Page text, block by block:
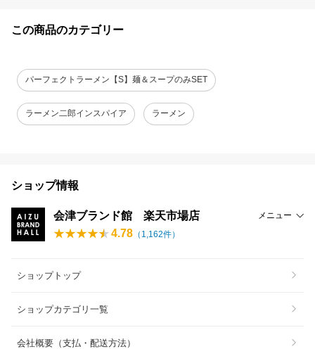
この商品のカテゴリー
パーフェクトラーメン【S】麺＆スープのみSET
ラーメン二郎インスパイア ラーメン
ショップ情報
会津ブランド館 楽天市場店 メニュー
4.78 （ 1,162件）
ショップトップ
ショップカテゴリ一覧
会社概要（支払・配送方法）